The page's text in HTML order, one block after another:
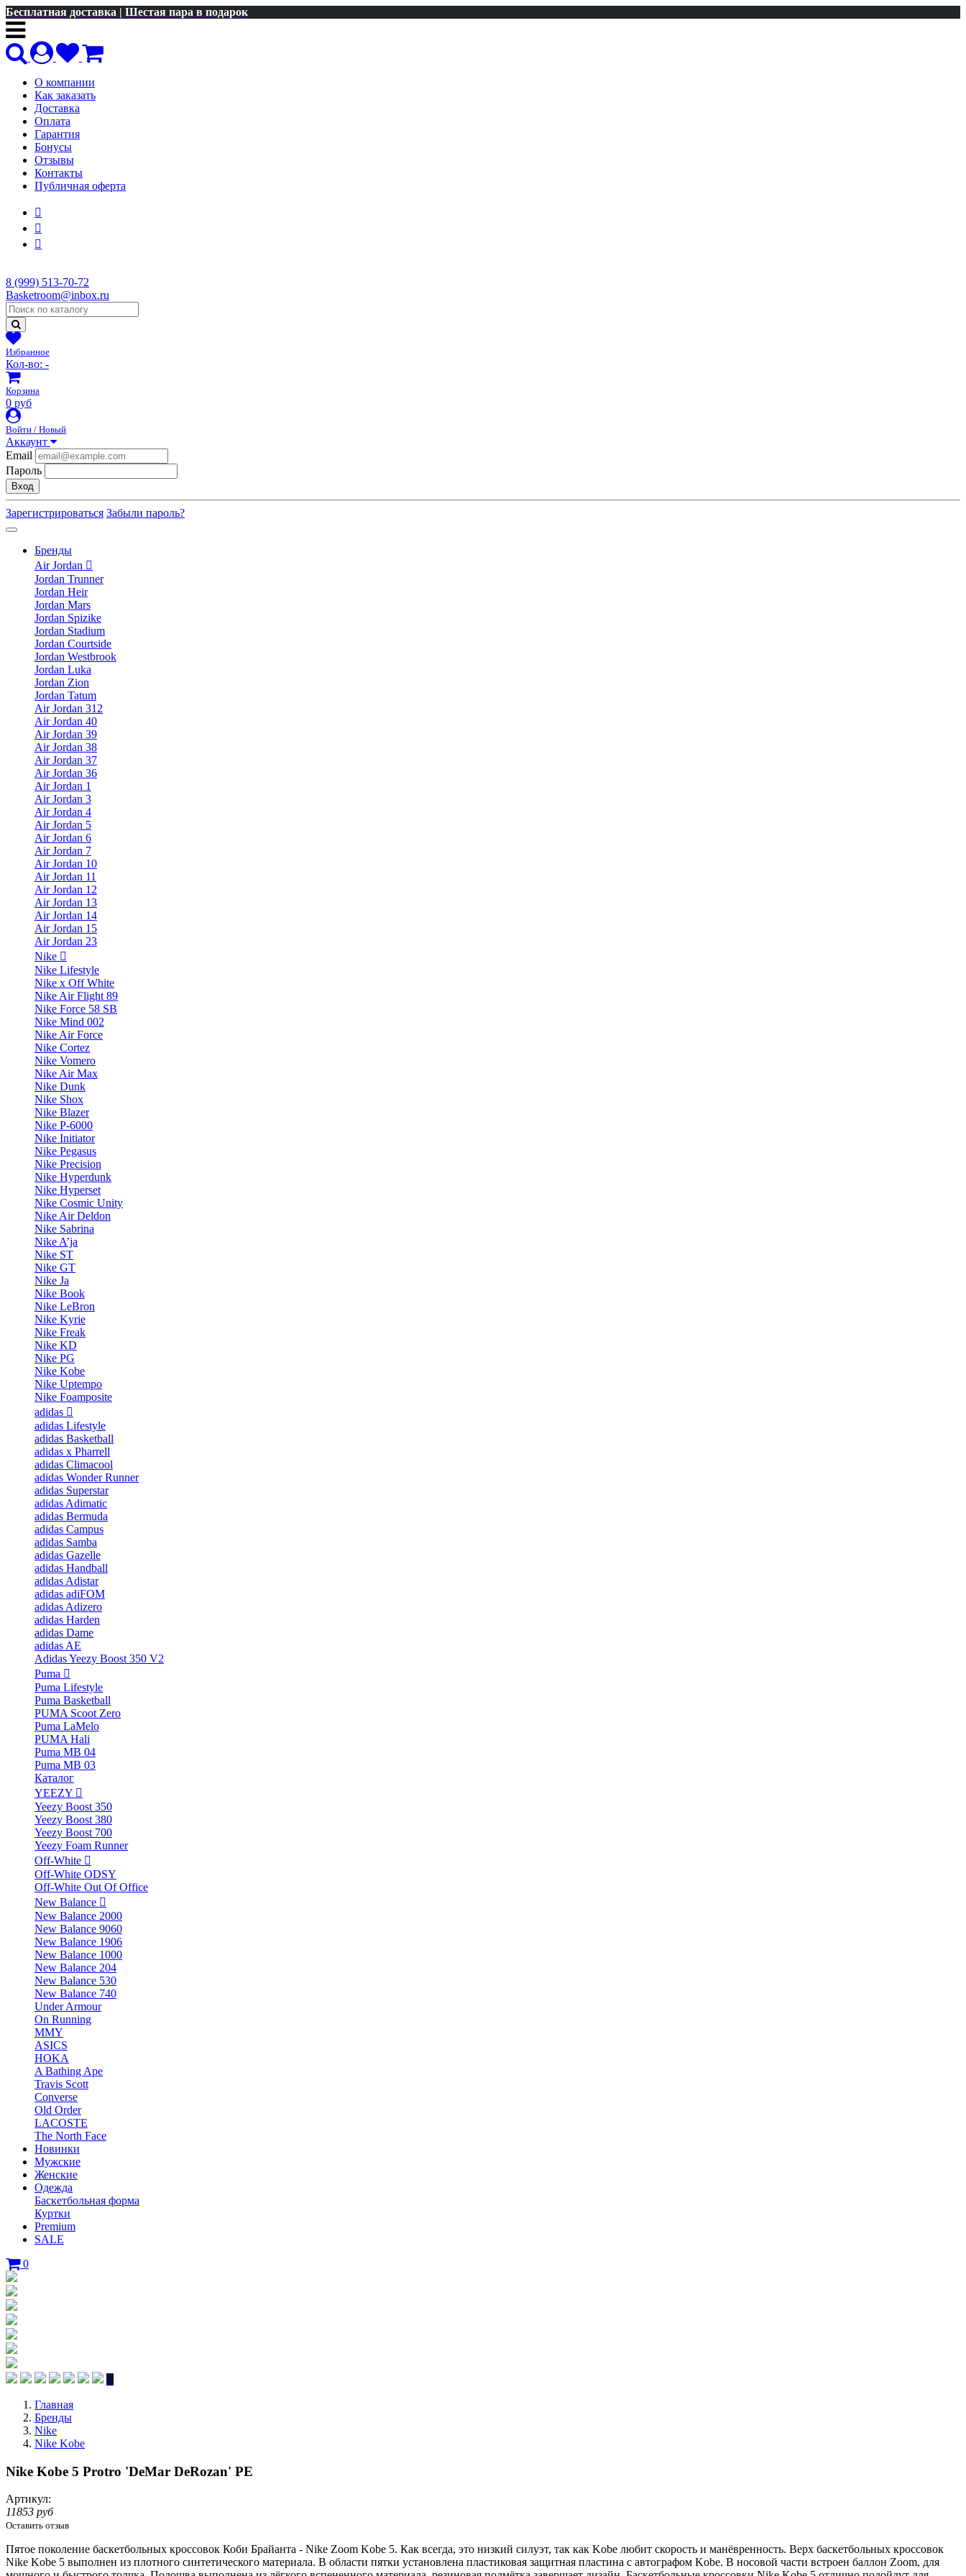
Бесплатная доставка | Шестая пара в подарок
О компании
Как заказать
Доставка
Оплата
Гарантия
Бонусы
Отзывы
Контакты
Публичная оферта
8 (999) 513-70-72
Basketroom@inbox.ru
Избранное
Кол-во: -
Корзина
0 руб
Войти / Новый
Аккаунт
Email
Пароль
Вход
Зарегистрироваться Забыли пароль?
Бренды
Air Jordan
Jordan Trunner
Jordan Heir
Jordan Mars
Jordan Spizike
Jordan Stadium
Jordan Courtside
Jordan Westbrook
Jordan Luka
Jordan Zion
Jordan Tatum
Air Jordan 312
Air Jordan 40
Air Jordan 39
Air Jordan 38
Air Jordan 37
Air Jordan 36
Air Jordan 1
Air Jordan 3
Air Jordan 4
Air Jordan 5
Air Jordan 6
Air Jordan 7
Air Jordan 10
Air Jordan 11
Air Jordan 12
Air Jordan 13
Air Jordan 14
Air Jordan 15
Air Jordan 23
Nike
Nike Lifestyle
Nike x Off White
Nike Air Flight 89
Nike Force 58 SB
Nike Mind 002
Nike Air Force
Nike Cortez
Nike Vomero
Nike Air Max
Nike Dunk
Nike Shox
Nike Blazer
Nike P-6000
Nike Initiator
Nike Pegasus
Nike Precision
Nike Hyperdunk
Nike Hyperset
Nike Cosmic Unity
Nike Air Deldon
Nike Sabrina
Nike A’ja
Nike ST
Nike GT
Nike Ja
Nike Book
Nike LeBron
Nike Kyrie
Nike Freak
Nike KD
Nike PG
Nike Kobe
Nike Uptempo
Nike Foamposite
adidas
adidas Lifestyle
adidas Basketball
adidas x Pharrell
adidas Climacool
adidas Wonder Runner
adidas Superstar
adidas Adimatic
adidas Bermuda
adidas Campus
adidas Samba
adidas Gazelle
adidas Handball
adidas Adistar
adidas adiFOM
adidas Adizero
adidas Harden
adidas Dame
adidas AE
Adidas Yeezy Boost 350 V2
Puma
Puma Lifestyle
Puma Basketball
PUMA Scoot Zero
Puma LaMelo
PUMA Hali
Puma MB 04
Puma MB 03
Каталог
YEEZY
Yeezy Boost 350
Yeezy Boost 380
Yeezy Boost 700
Yeezy Foam Runner
Off-White
Off-White ODSY
Off-White Out Of Office
New Balance
New Balance 2000
New Balance 9060
New Balance 1906
New Balance 1000
New Balance 204
New Balance 530
New Balance 740
Under Armour
On Running
MMY
ASICS
HOKA
A Bathing Ape
Travis Scott
Converse
Old Order
LACOSTE
The North Face
Новинки
Мужские
Женские
Одежда
Баскетбольная форма
Куртки
Premium
SALE
0
Главная
Бренды
Nike
Nike Kobe
Nike Kobe 5 Protro 'DeMar DeRozan' PE
Артикул:
11853 руб
Оставить отзыв
Пятое поколение баскетбольных кроссовок Коби Брайанта - Nike Zoom Kobe 5. Как всегда, это низкий силуэт, так как Kobe любит скорость и манёвренность. Верх баскетбольных кроссовок
Nike Kobe 5 выполнен из плотного синтетического материала. В области пятки установлена пластиковая защитная пластина с автографом Kobe. В носовой части встроен баллон Zoom, для